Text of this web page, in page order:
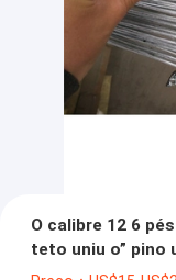
O calibre 12 6
teto uniu o” pino